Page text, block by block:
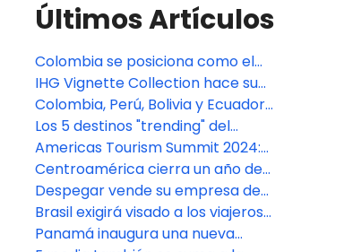
Últimos Artículos
Colombia se posiciona como el
destino turístico número uno de
Sudamérica
IHG Vignette Collection hace su
debut sudamericano en Perú
Colombia, Perú, Bolivia y Ecuador
presentan el proyecto conjunto
“Caminos Andinos”
Los 5 destinos "trending" del
Caribe para 2025
Americas Tourism Summit 2024:
Redefiniendo el futuro del turismo
en las Américas
Centroamérica cierra un año de
avances en turismo y se proyecta
con fuerza hacia 2025
Despegar vende su empresa de
gestión de destinos a World2Meet
Brasil exigirá visado a los viajeros
procedentes de Estados Unidos,
Panamá inaugura una nueva